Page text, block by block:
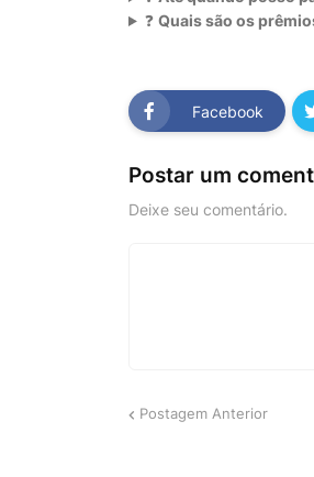
❓ Quais são os
Facebook
Postar um
Deixe seu comentário.
Postagem Anterior